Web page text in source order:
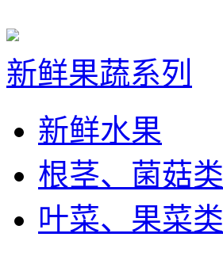
新鲜果蔬系列
新鲜水果
根茎、菌菇类
叶菜、果菜类